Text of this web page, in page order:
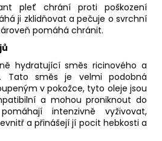
pleť chrání proti poškození
ji zklidňovat a pečuje o svrchní
pomáhá chránit.
hydratující směs ricinového a
Tato směs je velmi podobná
v pokožce, tyto oleje jsou
a mohou proniknout do
intenzivně vyživovat,
a přinášejí jí pocit hebkosti a